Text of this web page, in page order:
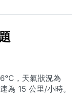
，天氣狀況為
為 15 公里/小時。